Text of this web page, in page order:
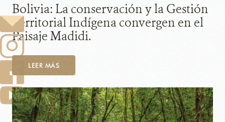
Bolivia: La conservación y la Gestión
Territorial Indígena convergen en el
Paisaje Madidi.
LEER MÁS